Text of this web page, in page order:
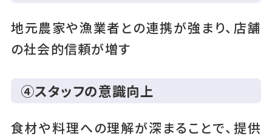
地元農家や漁業者との連携が強まり、店舗
の社会的信頼が増す
④スタッフの意識向上
食材や料理への理解が深まることで、提供